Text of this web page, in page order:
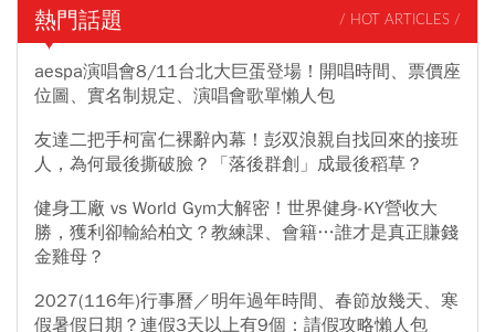
熱門話題 / HOT ARTICLES /
aespa演唱會8/11台北大巨蛋登場！開唱時間、票價座
位圖、實名制規定、演唱會歌單懶人包
友達二把手柯富仁裸辭內幕！彭双浪親自找回來的接班
人，為何最後撕破臉？「落後群創」成最後稻草？
健身工廠 vs World Gym大解密！世界健身-KY營收大
勝，獲利卻輸給柏文？教練課、會籍…誰才是真正賺錢
金雞母？
2027(116年)行事曆／明年過年時間、春節放幾天、寒
假暑假日期？連假3天以上有9個：請假攻略懶人包